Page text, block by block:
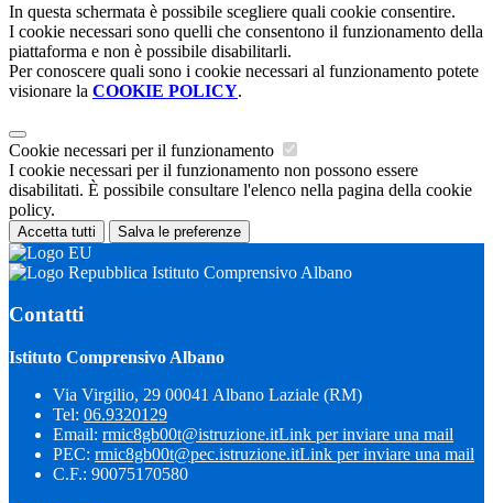
In questa schermata è possibile scegliere quali cookie consentire.
I cookie necessari sono quelli che consentono il funzionamento della
piattaforma e non è possibile disabilitarli.
Per conoscere quali sono i cookie necessari al funzionamento potete
visionare la COOKIE POLICY.
Cookie necessari per il funzionamento
I cookie necessari per il funzionamento non possono essere
disabilitati. È possibile consultare l'elenco nella pagina della cookie
policy.
Accetta tutti Salva le preferenze
Istituto Comprensivo Albano
Contatti
Istituto Comprensivo Albano
Via Virgilio, 29 00041 Albano Laziale (RM)
Tel: 06.9320129
Email: rmic8gb00t@istruzione.itLink per inviare una mail
PEC: rmic8gb00t@pec.istruzione.itLink per inviare una mail
C.F.: 90075170580